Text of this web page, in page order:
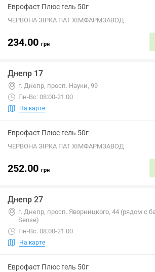
Еврофаст Плюс гель 50г
ЧЕРВОНА ЗІРКА ПАТ ХІМФАРМЗАВОД
234.00 грн
Днепр 17
г. Днепр, просп. Науки, 99
Пн-Вс: 08:00-21:00
На карте
Еврофаст Плюс гель 50г
ЧЕРВОНА ЗІРКА ПАТ ХІМФАРМЗАВОД
252.00 грн
Днепр 27
г. Днепр, просп. Яворницкого, 44 (рядом с
Sense)
Пн-Вс: 08:00-21:00
На карте
Еврофаст Плюс гель 50г